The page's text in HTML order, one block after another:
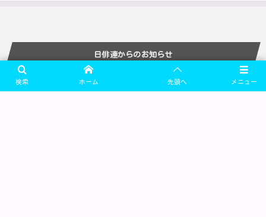
日俳連からのお知らせ
More
メニュー
検索 ホーム 先頭へ